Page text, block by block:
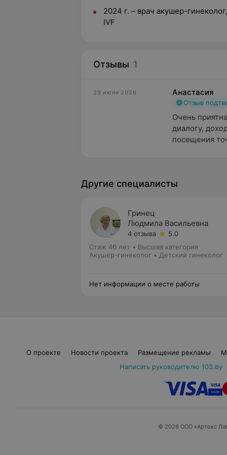
2024 г. – врач акушер-
IVF
Отзывы 1
29 июня 2026 Анастасия
Отзыв
Очень
диалогу,
посещения
Другие специалисты
Гринец
Людмила Васильевна
4 отзыва
5.0
Стаж 46 лет • Высшая категория
Акушер-гинеколог • Детский гинеколог
Нет информации о месте работы
О проекте Новости проекта Размещение рекламы
Написать руководителю 103.by
© 2026 ООО «Артокс